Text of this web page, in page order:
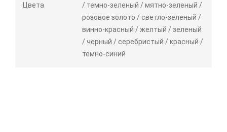
Цвета
/ темно-зеленый / мятно-зеленый /
розовое золото / светло-зеленый /
винно-красный / желтый / зеленый
/ черный / серебристый / красный /
темно-синий